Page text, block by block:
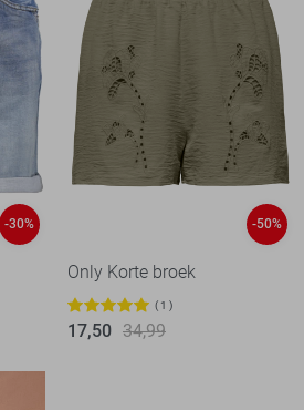
-30% -50%
Only Korte broek
1
17,50 34,99